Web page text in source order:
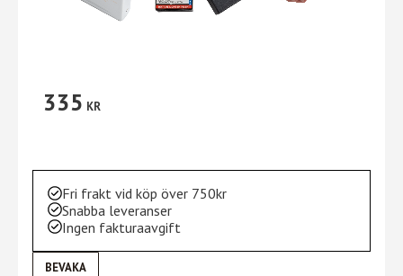
335 KR
Fri frakt vid köp över 750kr
Snabba leveranser
Ingen fakturaavgift
BEVAKA